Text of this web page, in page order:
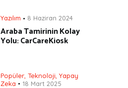
Yazılım 8 Haziran 2024
Araba Tamirinin Kolay
Yolu: CarCareKiosk
Popüler Teknoloji Yapay
Zeka
18 Mart 2025